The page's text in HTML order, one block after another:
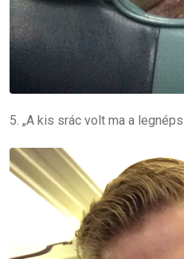
5. „A kis srác volt ma a